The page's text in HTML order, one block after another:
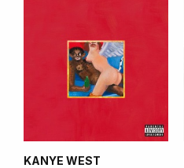
KANYE WEST